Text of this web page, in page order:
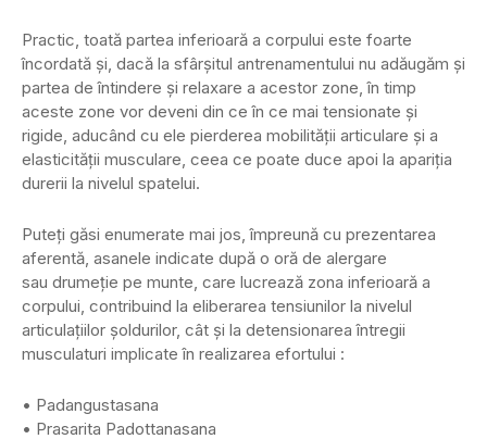
Practic, toată partea inferioară a corpului este foarte
încordată și, dacă la sfârșitul antrenamentului nu adăugăm și
partea de întindere și relaxare a acestor zone, în timp
aceste zone vor deveni din ce în ce mai tensionate și
rigide, aducând cu ele pierderea mobilității articulare și a
elasticității musculare, ceea ce poate duce apoi la apariția
durerii la nivelul spatelui.
Puteți găsi enumerate mai jos, împreună cu prezentarea
aferentă, asanele indicate după o oră de alergare
sau drumeție pe munte, care lucrează zona inferioară a
corpului, contribuind la eliberarea tensiunilor la nivelul
articulațiilor șoldurilor, cât și la detensionarea întregii
musculaturi implicate în realizarea efortului :
• Padangustasana
• Prasarita Padottanasana